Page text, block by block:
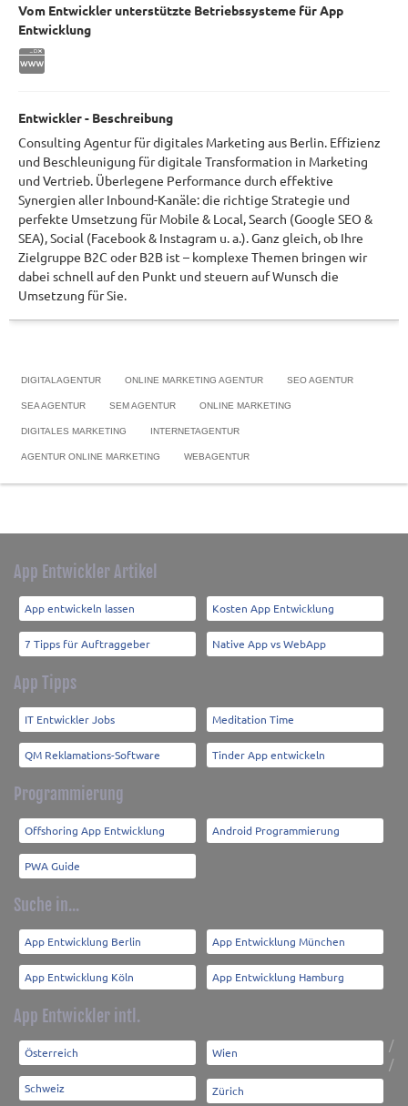
Vom Entwickler unterstützte Betriebssysteme für App
Entwicklung
Entwickler - Beschreibung
Consulting Agentur für digitales Marketing aus Berlin. Effizienz
und Beschleunigung für digitale Transformation in Marketing
und Vertrieb. Überlegene Performance durch effektive
Synergien aller Inbound-Kanäle: die richtige Strategie und
perfekte Umsetzung für Mobile & Local, Search (Google SEO &
SEA), Social (Facebook & Instagram u. a.). Ganz gleich, ob Ihre
Zielgruppe B2C oder B2B ist – komplexe Themen bringen wir
dabei schnell auf den Punkt und steuern auf Wunsch die
Umsetzung für Sie.
DIGITALAGENTUR ONLINE MARKETING AGENTUR SEO AGENTUR
SEA AGENTUR SEM AGENTUR ONLINE MARKETING
DIGITALES MARKETING INTERNETAGENTUR
AGENTUR ONLINE MARKETING WEBAGENTUR
App Entwickler Artikel
App entwickeln lassen Kosten App Entwicklung
7 Tipps für Auftraggeber Native App vs WebApp
App Tipps
IT Entwickler Jobs Meditation Time
QM Reklamations-Software Tinder App entwickeln
Programmierung
Offshoring App Entwicklung Android Programmierung
PWA Guide
Suche in...
App Entwicklung Berlin App Entwicklung München
App Entwicklung Köln App Entwicklung Hamburg
App Entwickler intl.
Österreich /
Wien
Schweiz
/
Zürich